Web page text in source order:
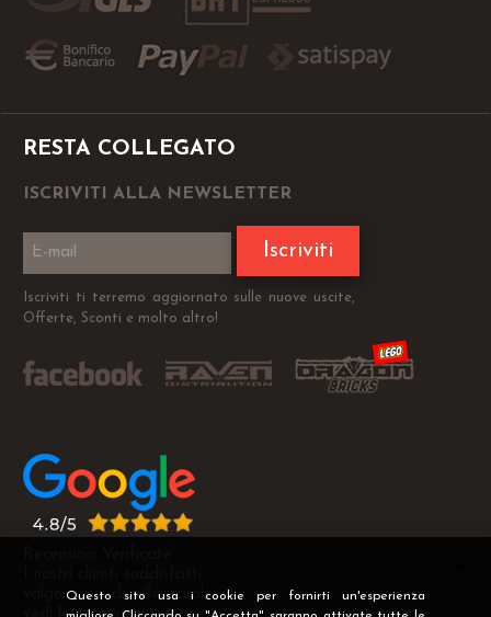
Questo sito usa i cookie per fornirti un'esperienza
RESTA COLLEGATO
ISCRIVITI ALLA NEWSLETTER
Iscriviti
Iscriviti ti terremo aggiornato sulle nuove uscite,
Offerte, Sconti e molto altro!
valgono più di mille parole